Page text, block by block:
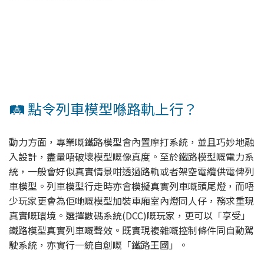
🛤️ 點令列車模型喺路軌上行？
動力方面，專業嘅鐵路模型會內置摩打系統，並且巧妙地融
入設計，盡量唔破壞模型嘅像真度。至於鐵路模型嘅電力系
統，一般會好似真實情景咁透過路軌或者架空電纜供電俾列
車模型。列車模型行走時亦會模擬真實列車嘅頭尾燈，而唔
少玩家更會為佢哋嘅模型加裝車廂室內燈同人仔，務求重現
真實嘅環境。選擇數碼系統(DCC)嘅玩家，更可以「享受」
鐵路模型真實列車嘅聲效。既實現複雜嘅控制條件同自動駕
駛系統，亦實行一統自創嘅「鐵路王國」。